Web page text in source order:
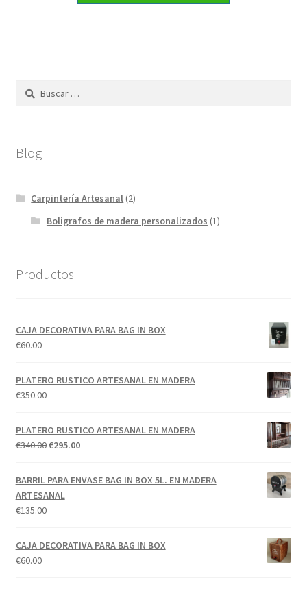
Buscar:
Blog
Carpintería Artesanal (2)
Boligrafos de madera personalizados (1)
Productos
CAJA DECORATIVA PARA BAG IN BOX
€60.00
PLATERO RUSTICO ARTESANAL EN MADERA
€350.00
PLATERO RUSTICO ARTESANAL EN MADERA
€340.00El
original
era:
€295.00El
actual
BARRIL PARA ENVASE BAG IN BOX 5L. EN MADERA
ARTESANAL
€135.00
CAJA DECORATIVA PARA BAG IN BOX
€60.00